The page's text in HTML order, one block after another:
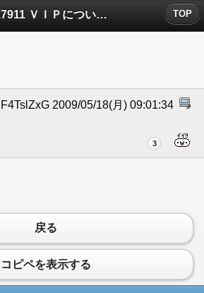
No.7911 ＶＩＰについたコメント TOP
2009/05/18(月) 09:01:34
3
戻る
コピペを表示する